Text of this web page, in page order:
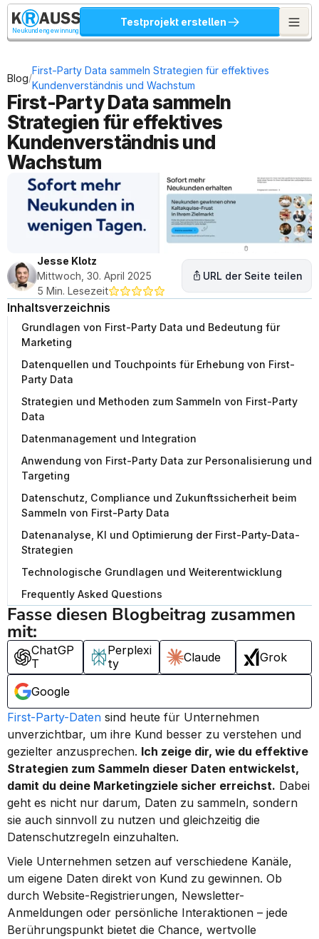
Neukundengewinnung
Testprojekt erstellen
Blog/
First-Party Data sammeln Strategien für effektives
Kundenverständnis und Wachstum
First-Party Data sammeln
Strategien für effektives
Kundenverständnis und
Wachstum
Jesse Klotz
Mittwoch, 30. April 2025
5 Min. Lesezeit
URL der Seite teilen
Inhaltsverzeichnis
Grundlagen von First-Party Data und Bedeutung für
Marketing
Datenquellen und Touchpoints für Erhebung von First-
Party Data
Strategien und Methoden zum Sammeln von First-Party
Data
Datenmanagement und Integration
Anwendung von First-Party Data zur Personalisierung und
Targeting
Datenschutz, Compliance und Zukunftssicherheit beim
Sammeln von First-Party Data
Datenanalyse, KI und Optimierung der First-Party-Data-
Strategien
Technologische Grundlagen und Weiterentwicklung
Frequently Asked Questions
Fasse diesen Blogbeitrag zusammen
mit:
ChatGP
T
Perplexi
ty
Claude Grok
Google
First-Party-Daten sind heute für Unternehmen
unverzichtbar, um ihre Kund besser zu verstehen und
gezielter anzusprechen. Ich zeige dir, wie du effektive
Strategien zum Sammeln dieser Daten entwickelst,
damit du deine Marketingziele sicher erreichst. Dabei
geht es nicht nur darum, Daten zu sammeln, sondern
sie auch sinnvoll zu nutzen und gleichzeitig die
Datenschutzregeln einzuhalten.
Viele Unternehmen setzen auf verschiedene Kanäle,
um eigene Daten direkt von Kund zu gewinnen. Ob
durch Website-Registrierungen, Newsletter-
Anmeldungen oder persönliche Interaktionen – jede
Berührungspunkt bietet die Chance, wertvolle